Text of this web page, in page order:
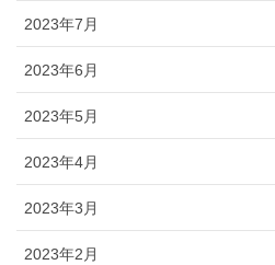
2023年7月
2023年6月
2023年5月
2023年4月
2023年3月
2023年2月